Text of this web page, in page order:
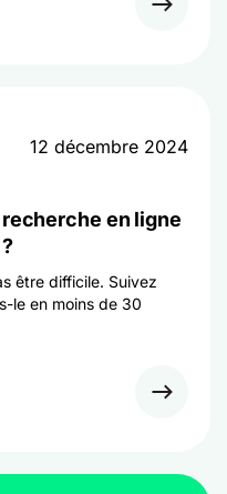
12 décembre 2024
en ligne
être difficile. Suivez
le en moins de 30